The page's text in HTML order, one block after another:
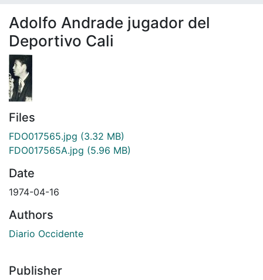
Adolfo Andrade jugador del
Deportivo Cali
Files
FDO017565.jpg (3.32 MB)
FDO017565A.jpg (5.96 MB)
Date
1974-04-16
Authors
Diario Occidente
Publisher